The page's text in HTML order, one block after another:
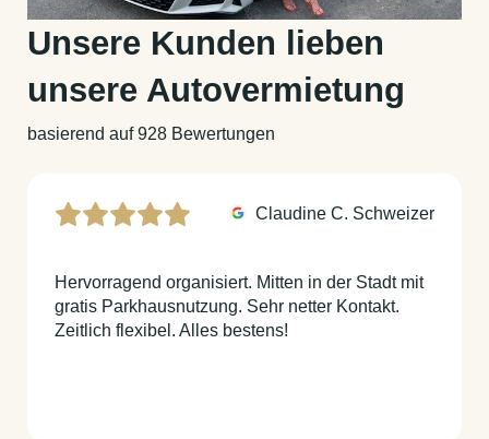
Unsere Kunden lieben
unsere Autovermietung
basierend auf 928 Bewertungen
Claudine C. Schweizer
Hervorragend organisiert. Mitten in der Stadt mit
gratis Parkhausnutzung. Sehr netter Kontakt.
Zeitlich flexibel. Alles bestens!